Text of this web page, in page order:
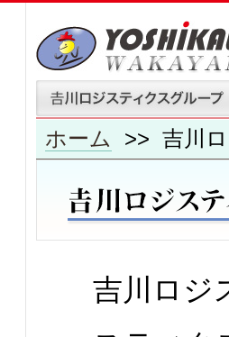
ホーム >> 吉川
吉川ロジ